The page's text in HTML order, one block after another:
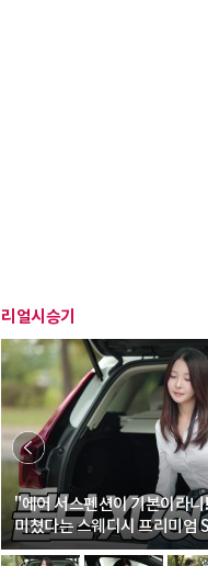
리얼시승기
"에어 서스펜션이 기본이라니
미쳤다는 스웨디시 프리미엄
B5 울트라'